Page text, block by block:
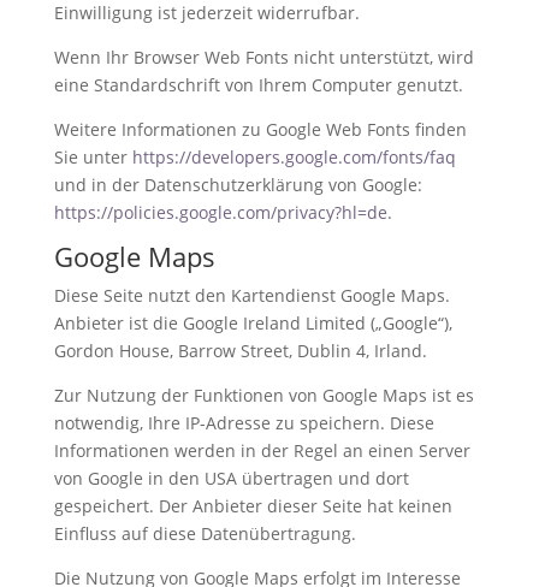
Einwilligung ist jederzeit widerrufbar.
Wenn Ihr Browser Web Fonts nicht unterstützt, wird
eine Standardschrift von Ihrem Computer genutzt.
Weitere Informationen zu Google Web Fonts finden
Sie unter https://developers.google.com/fonts/faq
und in der Datenschutzerklärung von Google:
https://policies.google.com/privacy?hl=de.
Google Maps
Diese Seite nutzt den Kartendienst Google Maps.
Anbieter ist die Google Ireland Limited („Google“),
Gordon House, Barrow Street, Dublin 4, Irland.
Zur Nutzung der Funktionen von Google Maps ist es
notwendig, Ihre IP-Adresse zu speichern. Diese
Informationen werden in der Regel an einen Server
von Google in den USA übertragen und dort
gespeichert. Der Anbieter dieser Seite hat keinen
Einfluss auf diese Datenübertragung.
Die Nutzung von Google Maps erfolgt im Interesse